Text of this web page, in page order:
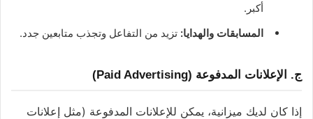
أكبر.
المسابقات والهدايا: تزيد من التفاعل وتجذب متابعين جدد.
ج. الإعلانات المدفوعة (Paid Advertising)
إذا كان لديك ميزانية، يمكن للإعلانات المدفوعة (مثل إعلانات